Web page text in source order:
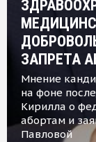
ЗАПРЕТА
Мнение
на фоне
Кирилла о
абортам и
Павловой